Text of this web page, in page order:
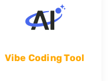
Vibe Coding Tool